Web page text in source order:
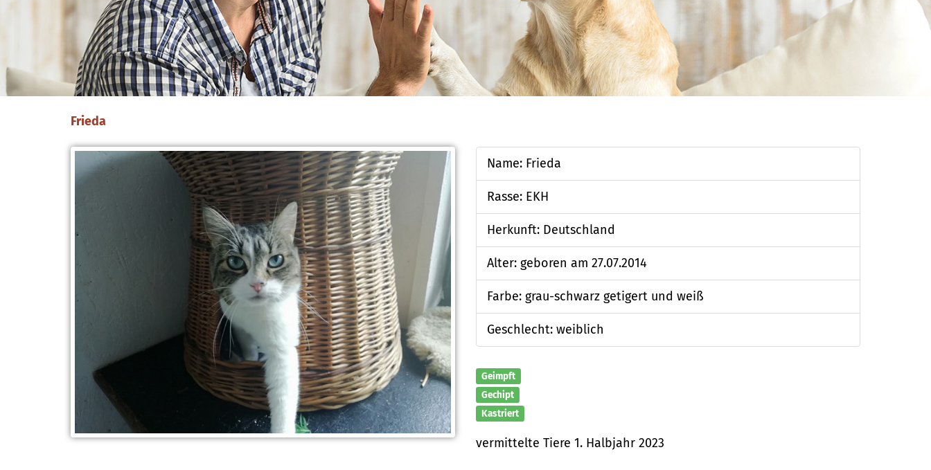
Frieda
Name: Frieda
Rasse: EKH
Herkunft: Deutschland
Alter: geboren am 27.07.2014
Farbe: grau-schwarz getigert und weiß
Geschlecht: weiblich
Geimpft
Gechipt
Kastriert
vermittelte Tiere 1. Halbjahr 2023